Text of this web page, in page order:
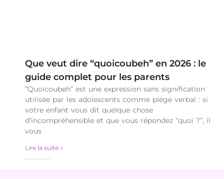
Que veut dire “quoicoubeh” en 2026 : le
guide complet pour les parents
“Quoicoubeh” est une expression sans signification
utilisée par les adolescents comme piège verbal : si
votre enfant vous dit quelque chose
d’incompréhensible et que vous répondez “quoi ?”, il
vous
Lire la suite »